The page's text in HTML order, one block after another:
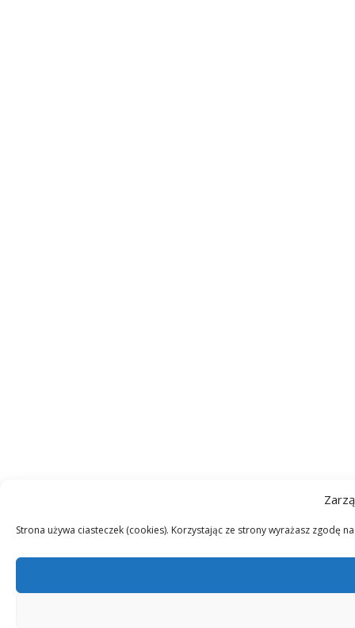
Strona używa ciasteczek (cookies). Korzystając ze strony wyrażasz zgodę